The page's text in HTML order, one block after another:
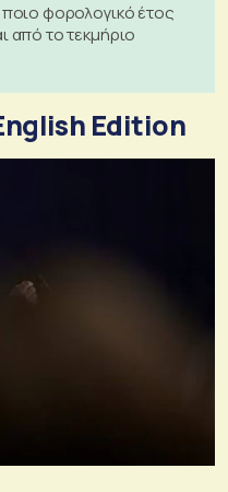
φορολογικό έτος
από το τεκμήριο
Edition